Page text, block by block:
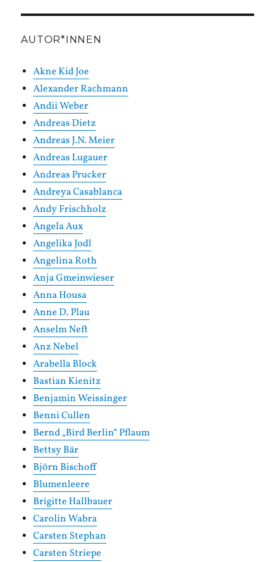
AUTOR*INNEN
Akne Kid Joe
Alexander Rachmann
Andii Weber
Andreas Dietz
Andreas J.N. Meier
Andreas Lugauer
Andreas Prucker
Andreya Casablanca
Andy Frischholz
Angela Aux
Angelika Jodl
Angelina Roth
Anja Gmeinwieser
Anna Housa
Anne D. Plau
Anselm Neft
Anz Nebel
Arabella Block
Bastian Kienitz
Benjamin Weissinger
Benni Cullen
Bernd „Bird Berlin“ Pflaum
Bettsy Bär
Björn Bischoff
Blumenleere
Brigitte Hallbauer
Carolin Wabra
Carsten Stephan
Carsten Striepe